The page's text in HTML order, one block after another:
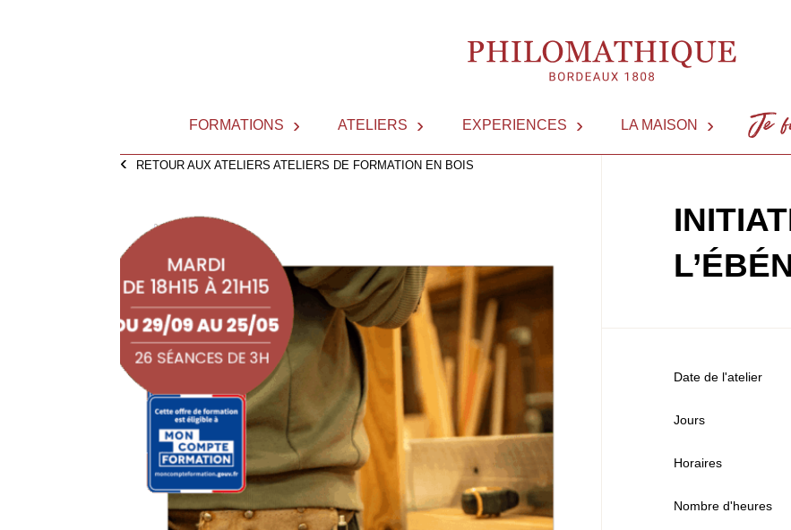
FORMATIONS ATELIERS EXPERIENCES LA MAISON
RETOUR AUX ATELIERS ATELIERS DE FORMATION EN BOIS
Date de l'atelier
Jours
Horaires
Nombre d'heures